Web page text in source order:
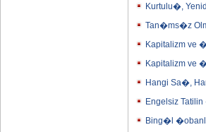
Kurtulu�,
Tan�ms�z
Kapitalizm ve
Kapitalizm ve
Hangi Sa�,
Engelsiz
Bing�l